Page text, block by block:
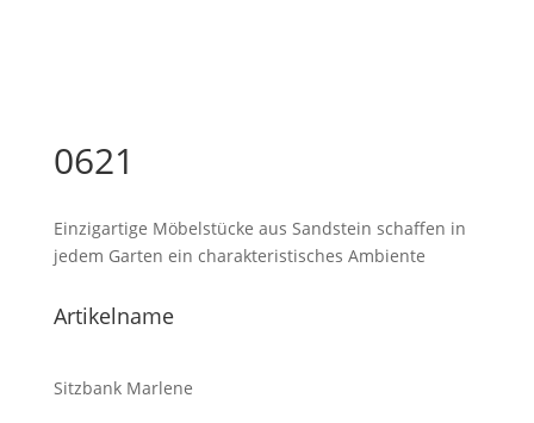
0621
Einzigartige Möbelstücke aus Sandstein schaffen in
jedem Garten ein charakteristisches Ambiente
Artikelname
Sitzbank Marlene